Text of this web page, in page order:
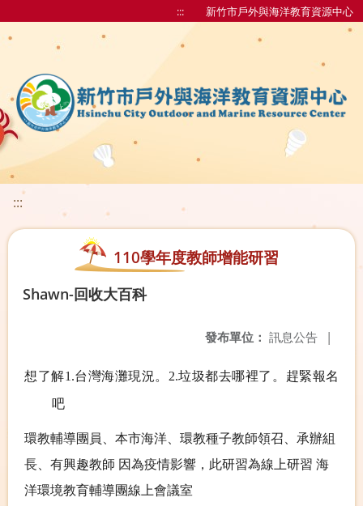
::: 新竹市戶外與海洋教育資源中心
:::
110學年度教師增能研習
Shawn-回收大百科
發布單位： 訊息公告 |
想了解1.台灣海灘現況。 2.垃圾都去哪裡了 。
趕緊報名
吧
環教輔導團員、本市海洋、環教種子教師領召、承辦組
長、有興趣教師 因為疫情影響，此研習為線上研習 海
洋環境教育輔導團線上會議室